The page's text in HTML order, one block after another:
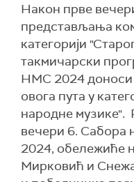
Након прве
представљања
категорији
такмичарски
НМС 2024 доноси
овога пута у
народне музике".
вечери 6. Сабора
2024, обележиће
Мирковић и